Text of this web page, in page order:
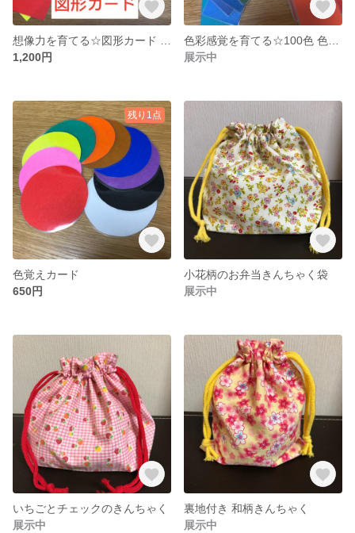
1,200円
展示中
残り1点
色覚えカード
650円
小花柄のお弁当きんちゃく袋
展示中
いちごとチェックのきんちゃく
展示中
裏地付き 和柄きんちゃく
展示中